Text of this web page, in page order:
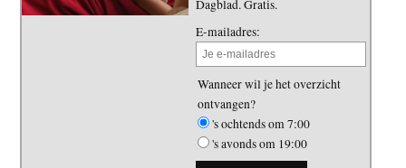
Dagblad. Gratis.
E-mailadres:
Wanneer wil je het overzicht
ontvangen?
's ochtends om 7:00
's avonds om 19:00